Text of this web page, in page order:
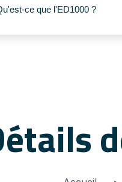
ce que l'ED1000 ?